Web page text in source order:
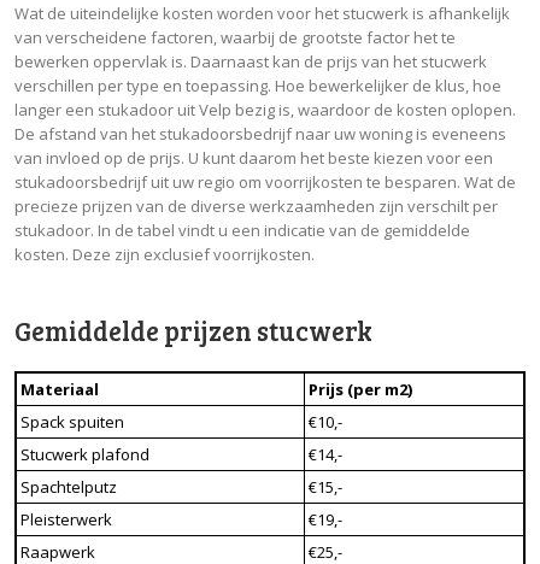
Wat de uiteindelijke kosten worden voor het stucwerk is afhankelijk
van verscheidene factoren, waarbij de grootste factor het te
bewerken oppervlak is. Daarnaast kan de prijs van het stucwerk
verschillen per type en toepassing. Hoe bewerkelijker de klus, hoe
langer een stukadoor uit Velp bezig is, waardoor de kosten oplopen.
De afstand van het stukadoorsbedrijf naar uw woning is eveneens
van invloed op de prijs. U kunt daarom het beste kiezen voor een
stukadoorsbedrijf uit uw regio om voorrijkosten te besparen. Wat de
precieze prijzen van de diverse werkzaamheden zijn verschilt per
stukadoor. In de tabel vindt u een indicatie van de gemiddelde
kosten. Deze zijn exclusief voorrijkosten.
Gemiddelde prijzen stucwerk
Materiaal
Prijs (per m2)
Spack spuiten
€10,-
Stucwerk plafond
€14,-
Spachtelputz
€15,-
Pleisterwerk
€19,-
Raapwerk
€25,-